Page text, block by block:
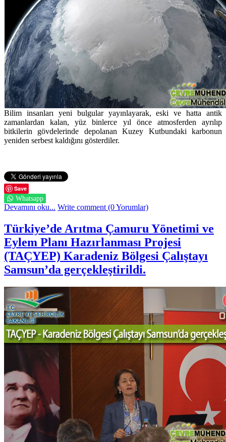
Bilim insanları yeni bulgular yayınlayarak, eski ve hatta antik
zamanlardan kalan, yüz binlerce yıl önce atmosferden ayrılıp
bitkilerin gövdelerinde depolanan Kuzey Kutbundaki karbonun
yeniden serbest kaldığını gösterdiler.
Save
Whatsapp
Devamını oku... Write comment (0 Yorumlar)
Türkiye’de Arıtma Çamuru Yönetimi ve
Eylem Planı Hazırlanması Projesi
(TAÇYEP) Karadeniz Bölgesi Çalıştayı
Samsun’da gerçekleştirildi.